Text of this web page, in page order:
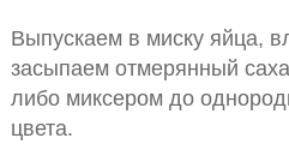
Выпускаем в миску яйца,
засыпаем отмерянный
либо миксером до
цвета.